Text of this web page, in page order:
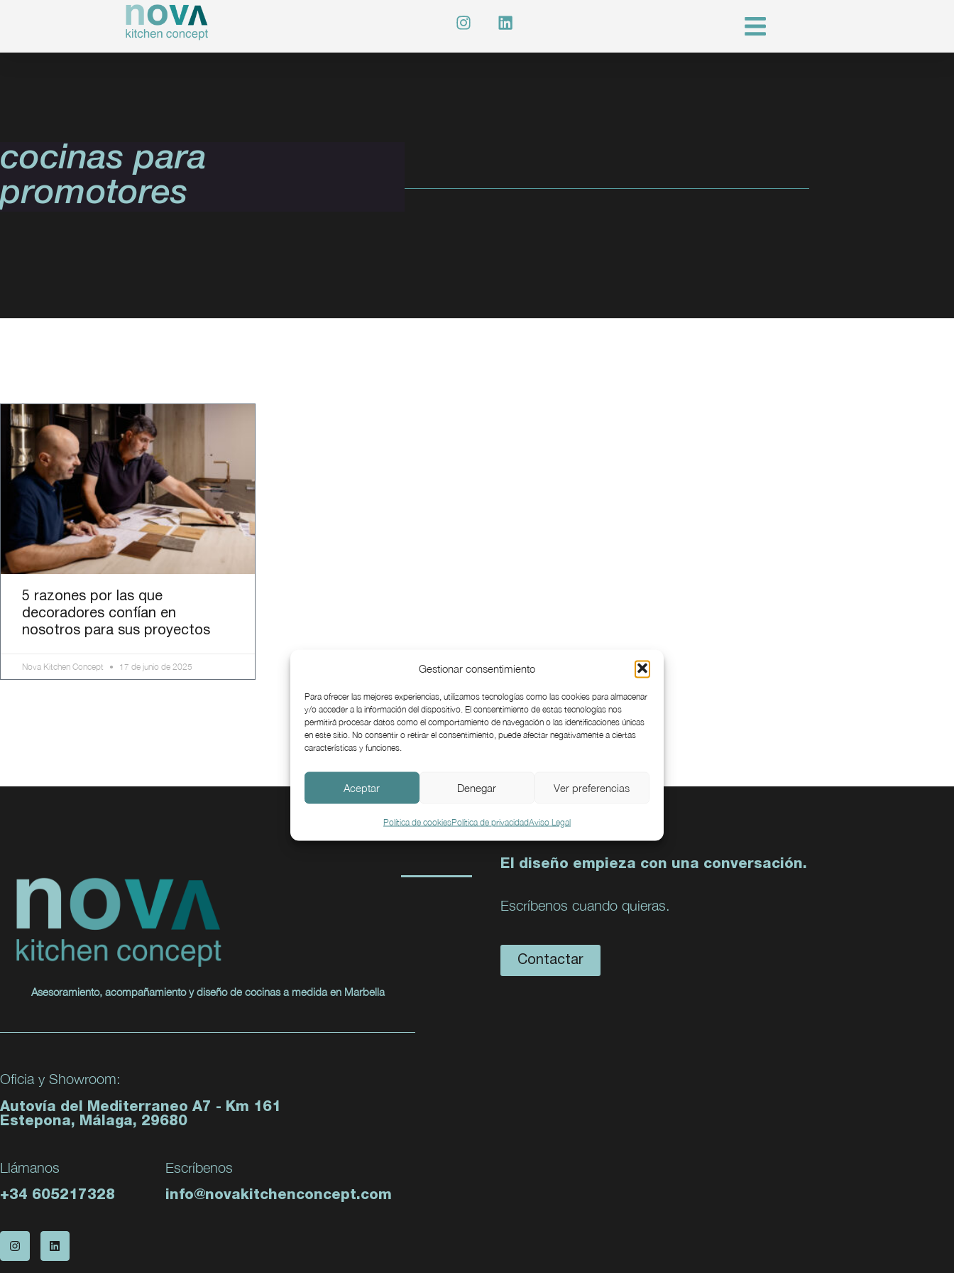
Gestionar consentimiento
Para ofrecer las mejores experiencias, utilizamos tecnologías como las cookies para almacenar
y/o acceder a la información del dispositivo. El consentimiento de estas tecnologías nos
permitirá procesar datos como el comportamiento de navegación o las identificaciones únicas
en este sitio. No consentir o retirar el consentimiento, puede afectar negativamente a ciertas
características y funciones.
Aceptar Denegar Ver preferencias
Política de cookiesPolítica de privacidadAviso Legal
cocinas para
promotores
5 razones por las que
decoradores confían en
nosotros para sus proyectos
Nova Kitchen Concept 17 de junio de 2025
Asesoramiento, acompañamiento y diseño de cocinas a medida en Marbella
Oficia y Showroom:
Autovía del Mediterraneo A7 - Km 161
Estepona, Málaga, 29680
Llámanos
+34 605217328
Escríbenos
info@novakitchenconcept.com
El diseño empieza con una conversación.
Escríbenos cuando quieras.
Contactar